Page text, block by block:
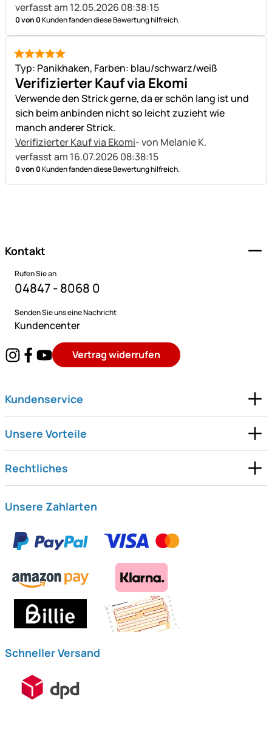
verfasst am 12.05.2026 08:38:15
0 von 0Kunden fanden diese Bewertung hilfreich.
5 von 5
Typ: Panikhaken, Farben: blau/schwarz/weiß
Verifizierter Kauf via Ekomi
Verwende den Strick gerne, da er schön lang ist und
sich beim anbinden nicht so leicht zuzieht wie
manch anderer Strick.
Verifizierter Kauf via Ekomi- von Melanie K.
verfasst am 16.07.2026 08:38:15
0 von 0Kunden fanden diese Bewertung hilfreich.
Kontakt
Rufen Sie an
04847 - 8068 0
Senden Sie uns eine Nachricht
Kundencenter
Vertrag widerrufen
Kundenservice
Unsere Vorteile
Rechtliches
Unsere Zahlarten
Schneller Versand